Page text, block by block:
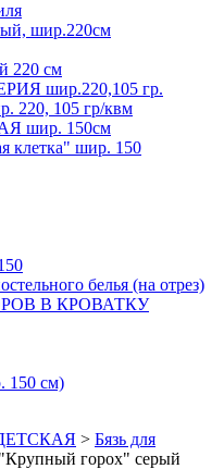
шир.220см
220 см
шир.220,105 гр.
220, 105 гр/квм
шир. 150см
клетка" шир. 150
белья (на отрез)
В КРОВАТКУ
150 см)
> Бязь для
горох" серый